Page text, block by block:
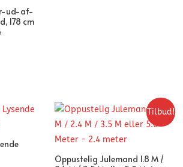
ud-af-
178 cm
Tilbud!
Oppustelig Julemand 1.8 M /